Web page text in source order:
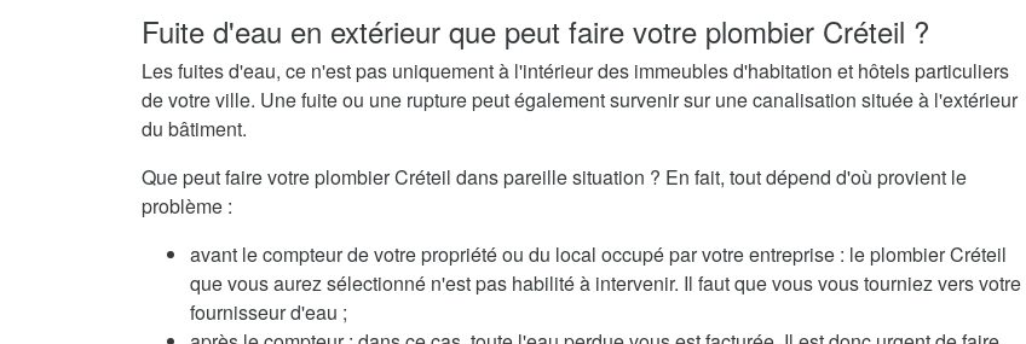
Fuite d'eau en extérieur que peut faire votre plombier Créteil ?
Les fuites d'eau, ce n'est pas uniquement à l'intérieur des immeubles d'habitation et hôtels particuliers
de votre ville. Une fuite ou une rupture peut également survenir sur une canalisation située à l'extérieur
du bâtiment.
Que peut faire votre plombier Créteil dans pareille situation ? En fait, tout dépend d'où provient le
problème :
avant le compteur de votre propriété ou du local occupé par votre entreprise : le plombier Créteil
que vous aurez sélectionné n'est pas habilité à intervenir. Il faut que vous vous tourniez vers votre
fournisseur d'eau ;